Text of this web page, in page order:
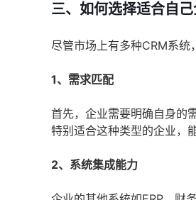
三、如何选择适合自
尽管市场上有多种CRM系统
1、需求匹配
首先，企业需要明确自身的
特别适合这种类型的企业，
2、系统集成能力